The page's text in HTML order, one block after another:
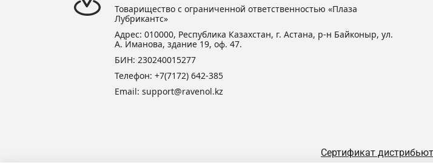
Товарищество с ограниченной ответственностью «Плаза
Лубрикантс»
Адрес: 010000, Республика Казахстан, г. Астана, р-н Байконыр, ул.
А. Иманова, здание 19, оф. 47.
БИН: 230240015277
Телефон: +7(7172) 642-385
Email: support@ravenol.kz
Сертификат